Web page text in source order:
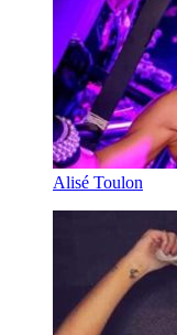
Alisé Toulon